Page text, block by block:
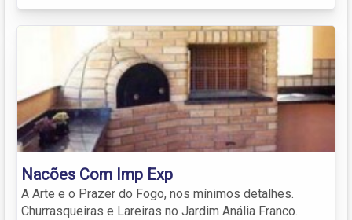
Nacões Com Imp Exp
A Arte e o Prazer do Fogo, nos mínimos detalhes.
Churrasqueiras e Lareiras no Jardim Anália Franco.